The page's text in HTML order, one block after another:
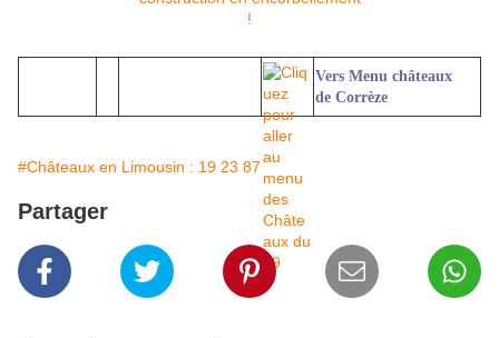
Vers Menu châteaux
de Corrèze
#Châteaux en Limousin : 19 23 87
Partager